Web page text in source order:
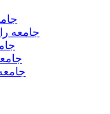
جامعه